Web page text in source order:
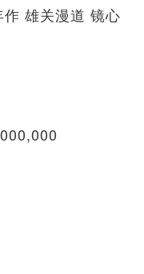
雄关漫道 镜心